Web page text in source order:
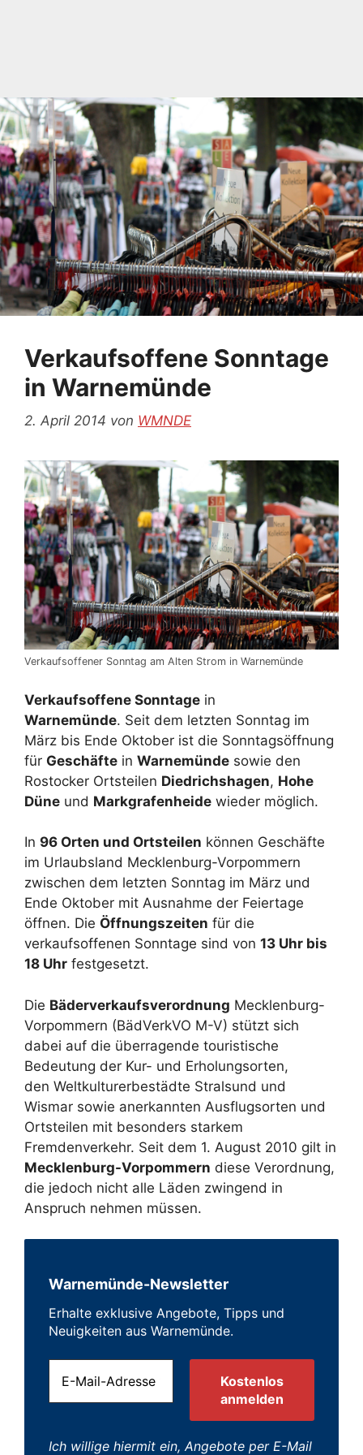
Verkaufsoffene Sonntage
in Warnemünde
2. April 2014 von WMNDE
Verkaufsoffener Sonntag am Alten Strom in Warnemünde
Verkaufsoffene Sonntage in
Warnemünde. Seit dem letzten Sonntag im
März bis Ende Oktober ist die Sonntagsöffnung
für Geschäfte in Warnemünde sowie den
Rostocker Ortsteilen Diedrichshagen, Hohe
Düne und Markgrafenheide wieder möglich.
In 96 Orten und Ortsteilen können Geschäfte
im Urlaubsland Mecklenburg-Vorpommern
zwischen dem letzten Sonntag im März und
Ende Oktober mit Ausnahme der Feiertage
öffnen. Die Öffnungszeiten für die
verkaufsoffenen Sonntage sind von 13 Uhr bis
18 Uhr festgesetzt.
Die Bäderverkaufsverordnung Mecklenburg-
Vorpommern (BädVerkVO M-V) stützt sich
dabei auf die überragende touristische
Bedeutung der Kur- und Erholungsorten,
den Weltkulturerbestädte Stralsund und
Wismar sowie anerkannten Ausflugsorten und
Ortsteilen mit besonders starkem
Fremdenverkehr. Seit dem 1. August 2010 gilt in
Mecklenburg-Vorpommern diese Verordnung,
die jedoch nicht alle Läden zwingend in
Anspruch nehmen müssen.
Warnemünde-Newsletter
Erhalte exklusive Angebote, Tipps und
Neuigkeiten aus Warnemünde.
Ich willige hiermit ein, Angebote per E-Mail